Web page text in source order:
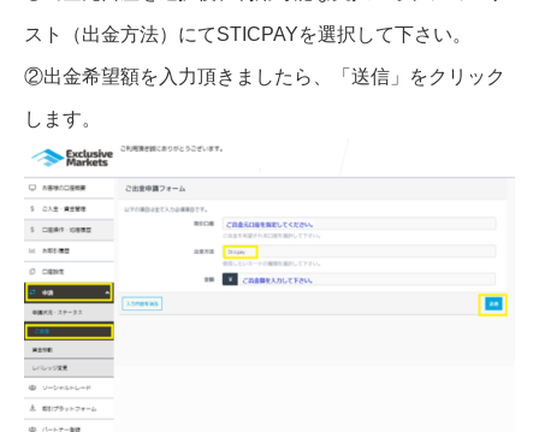
スト（出金方法）にてSTICPAYを選択して下さい。
②出金希望額を入力頂きましたら、「送信」をクリック
します。